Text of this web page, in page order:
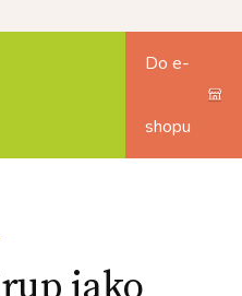
Do e-
shopu